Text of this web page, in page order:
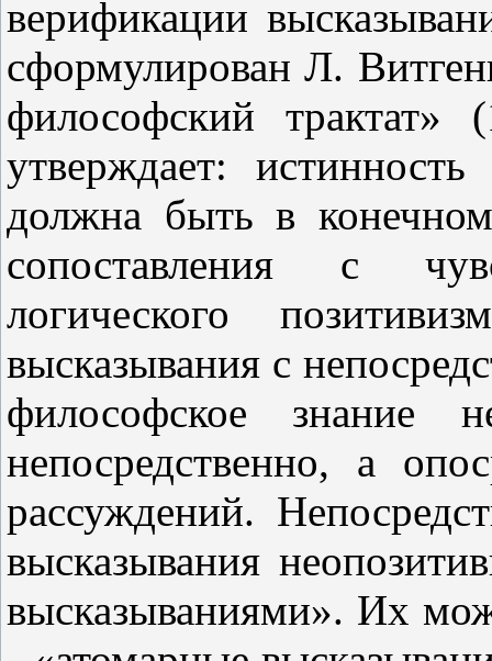
верификации
сформулирован Л.
философский трактат»
утверждает:
должна быть в
сопоставления с
логического
высказывания с
философское знание
непосредственно, а
рассуждений.
высказывания
высказываниями». Их